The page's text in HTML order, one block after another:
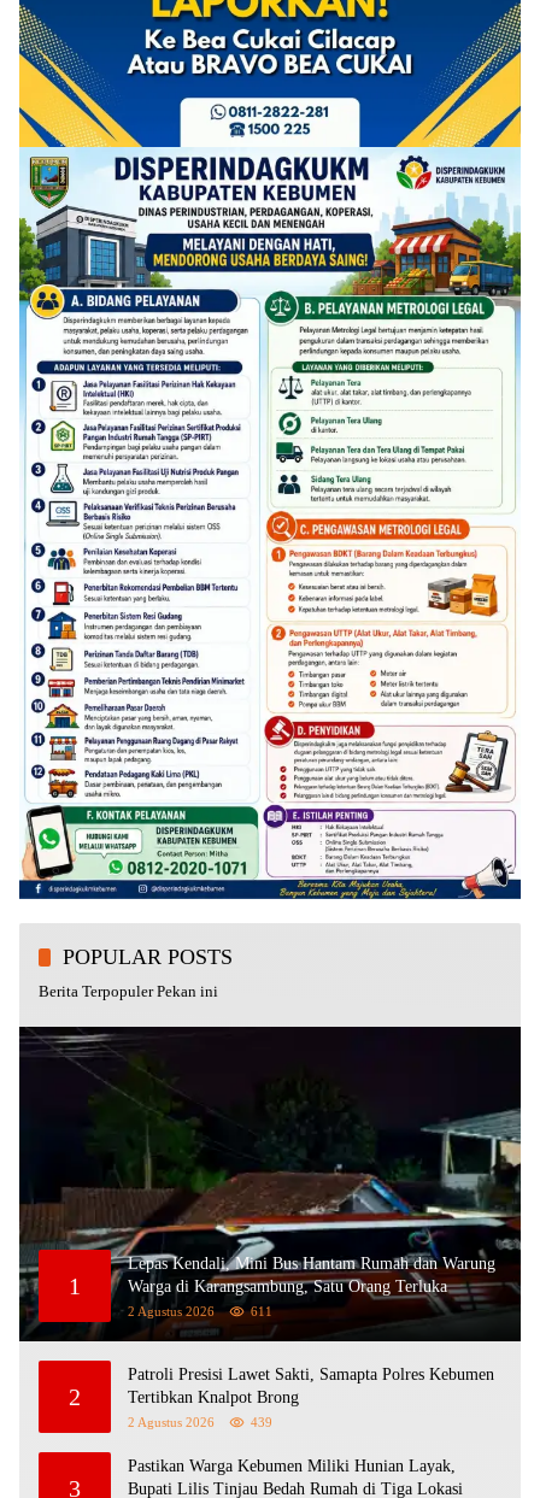
POPULAR POSTS
Berita Terpopuler Pekan ini
1
Lepas Kendali, Mini Bus Hantam Rumah dan Warung
Warga di Karangsambung, Satu Orang Terluka
2 Agustus 2026 611
2
Patroli Presisi Lawet Sakti, Samapta Polres Kebumen
Tertibkan Knalpot Brong
2 Agustus 2026 439
3
Pastikan Warga Kebumen Miliki Hunian Layak,
Bupati Lilis Tinjau Bedah Rumah di Tiga Lokasi